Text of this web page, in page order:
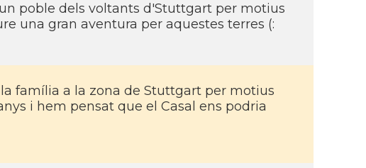
poble dels voltants d'Stuttgart per motius
una gran aventura per aquestes terres (:
família a la zona de Stuttgart per motius
i hem pensat que el Casal ens podria